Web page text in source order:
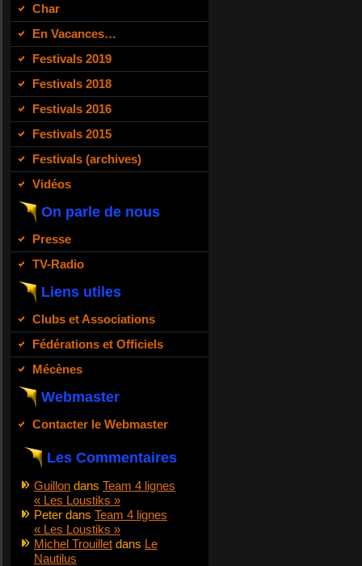
Char
En Vacances…
Festivals 2019
Festivals 2018
Festivals 2016
Festivals 2015
Festivals (archives)
Vidéos
On parle de nous
Presse
TV-Radio
Liens utiles
Clubs et Associations
Fédérations et Officiels
Mécènes
Webmaster
Contacter le Webmaster
Les Commentaires
Guillon dans Team 4 lignes
« Les Loustiks »
Peter dans Team 4 lignes
« Les Loustiks »
Michel Trouillet dans Le
Nautilus